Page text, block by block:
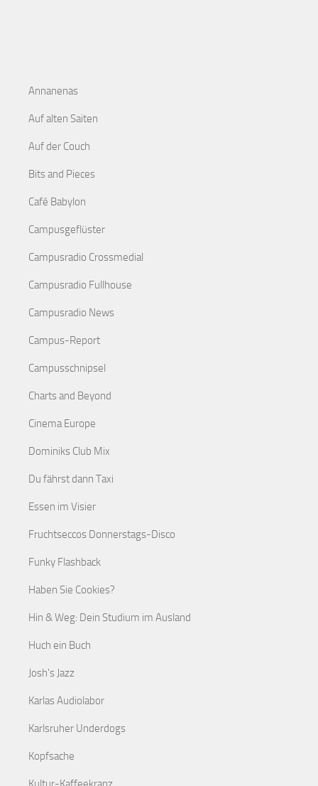
Annanenas
Auf alten Saiten
Auf der Couch
Bits and Pieces
Café Babylon
Campusgeflüster
Campusradio Crossmedial
Campusradio Fullhouse
Campusradio News
Campus-Report
Campusschnipsel
Charts and Beyond
Cinema Europe
Dominiks Club Mix
Du fährst dann Taxi
Essen im Visier
Fruchtseccos Donnerstags-Disco
Funky Flashback
Haben Sie Cookies?
Hin & Weg: Dein Studium im Ausland
Huch ein Buch
Josh's Jazz
Karlas Audiolabor
Karlsruher Underdogs
Kopfsache